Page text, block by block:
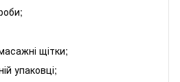
щітки;
упаковці;